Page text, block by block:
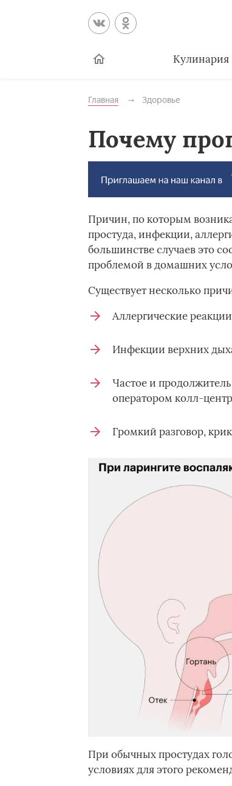
Кулинария
Главная Здоровье
Почему
Причин, по которым
простуда, инфекции,
большинстве случаев это
проблемой в домашних
Существует несколько
Аллергические
Инфекции верхних
Частое и
оператором колл-
Громкий разговор,
При обычных простудах
условиях для этого